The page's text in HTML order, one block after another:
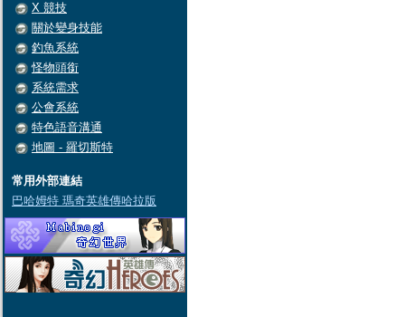
X 競技
關於變身技能
釣魚系統
怪物頭銜
系統需求
公會系統
特色語音溝通
地圖 - 羅切斯特
常用外部連結
巴哈姆特 瑪奇英雄傳哈拉版